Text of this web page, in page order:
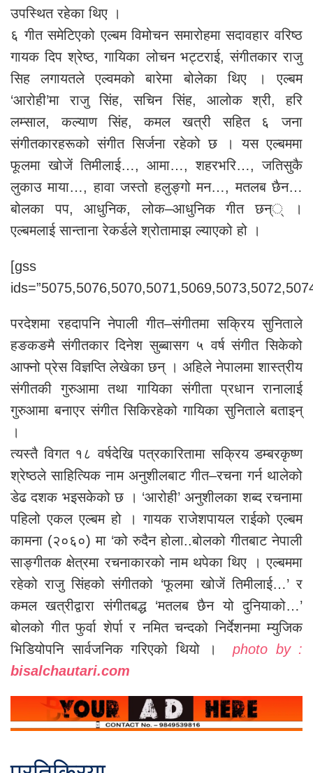
उपस्थित रहेका थिए ।
६ गीत समेटिएको एल्बम विमोचन समारोहमा सदावहार वरिष्ठ
गायक दिप श्रेष्ठ, गायिका लोचन भट्टराई, संगीतकार राजु
सिह लगायतले एल्वमको बारेमा बोलेका थिए । एल्बम
‘आरोही’मा राजु सिंह, सचिन सिंह, आलोक श्री, हरि
लम्साल, कल्याण सिंह, कमल खत्री सहित ६ जना
संगीतकारहरूको संगीत सिर्जना रहेको छ । यस एल्बममा
फूलमा खोजें तिमीलाई…, आमा…, शहरभरि…, जतिसुकै
लुकाउ माया…, हावा जस्तो हलुङ्गो मन…, मतलब छैन…
बोलका पप, आधुनिक, लोक–आधुनिक गीत छन्् ।
एल्बमलाई सान्ताना रेकर्डले श्रोतामाझ ल्याएको हो ।
[gss
परदेशमा रहदापनि नेपाली गीत–संगीतमा सक्रिय सुनिताले
हङकङमै संगीतकार दिनेश सुब्बासग ५ वर्ष संगीत सिकेको
आफ्नो प्रेस विज्ञप्ति लेखेका छन् । अहिले नेपालमा शास्त्रीय
संगीतकी गुरुआमा तथा गायिका संगीता प्रधान रानालाई
गुरुआमा बनाएर संगीत सिकिरहेको गायिका सुनिताले बताइन्
।
त्यस्तै विगत १८ वर्षदेखि पत्रकारितामा सक्रिय डम्बरकृष्ण
श्रेष्ठले साहित्यिक नाम अनुशीलबाट गीत–रचना गर्न थालेको
डेढ दशक भइसकेको छ । ‘आरोही’ अनुशीलका शब्द रचनामा
पहिलो एकल एल्बम हो । गायक राजेशपायल राईको एल्बम
कामना (२०६०) मा ‘को रुदैन होला..बोलको गीतबाट नेपाली
साङ्गीतक क्षेत्रमा रचनाकारको नाम थपेका थिए । एल्बममा
रहेको राजु सिंहको संगीतको ‘फूलमा खोजें तिमीलाई…’ र
कमल खत्रीद्वारा संगीतबद्ध ‘मतलब छैन यो दुनियाको…’
बोलको गीत फुर्वा शेर्पा र नमित चन्दको निर्देशनमा म्युजिक
भिडियोपनि सार्वजनिक गरिएको थियो । photo by :
bisalchautari.com